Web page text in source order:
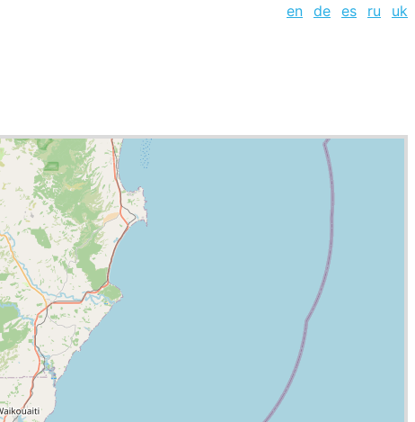
en de es ru uk